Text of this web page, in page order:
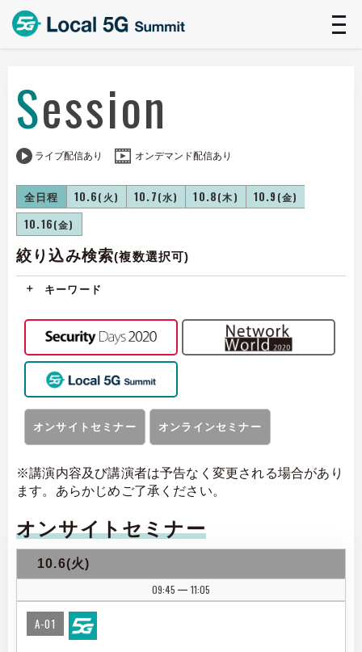
Session
全日程 10.6(火) 10.7(水) 10.8(木) 10.9 (金)
10.16(金)
ライブ配信あり オンデマンド配信あり
絞り込み検索(複数選択可)
キーワード
オンサイトセミナー オンラインセミナー
※講演内容及び講演者は予告なく変更される場合があり
ます。あらかじめご了承ください。
オンサイトセミナー
10.6(火)
09:45
| 11:05
A-01